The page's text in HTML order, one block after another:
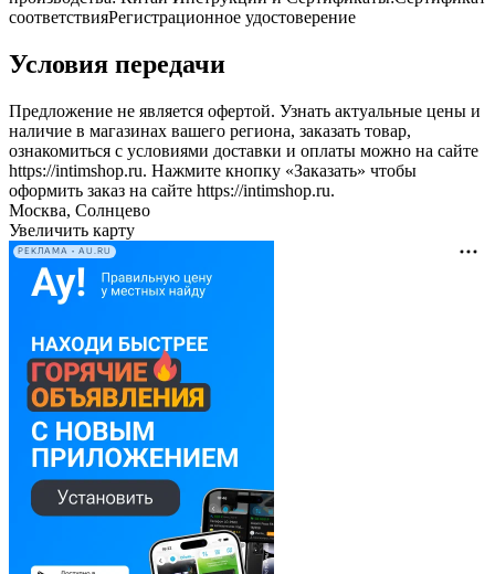
соответствияРегистрационное удостоверение
Условия передачи
Предложение не является офертой. Узнать актуальные цены и
наличие в магазинах вашего региона, заказать товар,
ознакомиться с условиями доставки и оплаты можно на сайте
https://intimshop.ru. Нажмите кнопку «Заказать» чтобы
оформить заказ на сайте https://intimshop.ru.
Москва, Солнцево
Увеличить карту
РЕКЛАМА • AU.RU